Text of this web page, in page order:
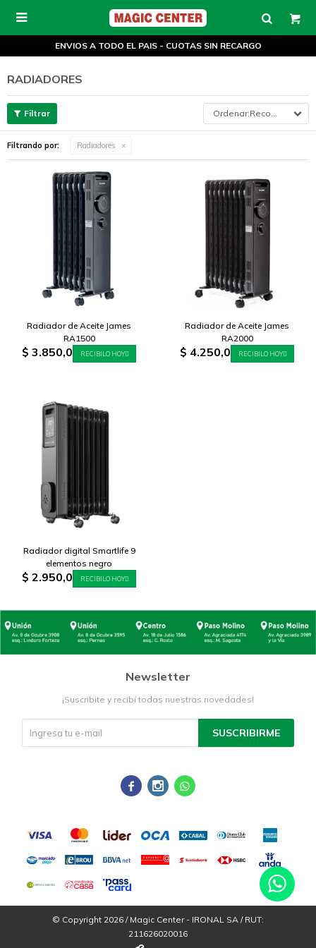

ENVIOS A TODO EL PAIS - CUOTAS SIN RECARGO
RADIADORES
Recomendados
Filtrando por: Radiadores
Radiador de Aceite James
RA1500
$ 3.850,0 RECIBILO HOY
Radiador de Aceite James
RA2000
$ 4.250,0 RECIBILO HOY
Radiador digital Smartlife 9
elementos negro
$ 2.950,0 RECIBILO HOY
Newsletter
¡Suscribite y recibí todas nuestras novedades!
SUSCRIBIRME
  
© Copyright 2026 / Magic Center - IRONAL SA / RUT:
211626020016